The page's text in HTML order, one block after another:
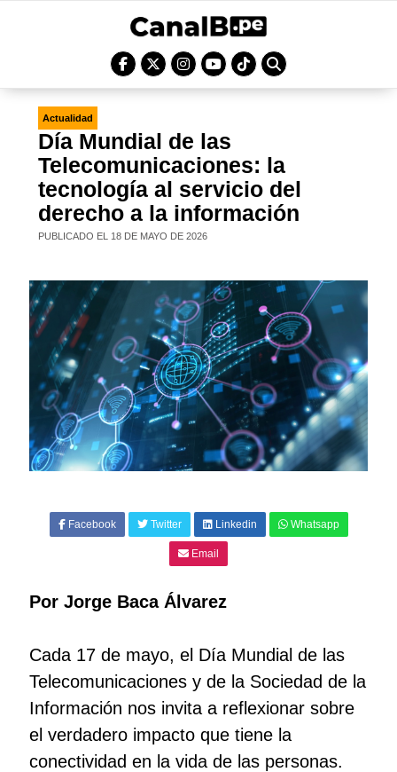
Actualidad
Día Mundial de las
Telecomunicaciones: la
tecnología al servicio del
derecho a la información
PUBLICADO EL 18 DE MAYO DE 2026
Facebook Twitter Linkedin Whatsapp
Email
Por Jorge Baca Álvarez
Cada 17 de mayo, el Día Mundial de las
Telecomunicaciones y de la Sociedad de la
Información nos invita a reflexionar sobre
el verdadero impacto que tiene la
conectividad en la vida de las personas.